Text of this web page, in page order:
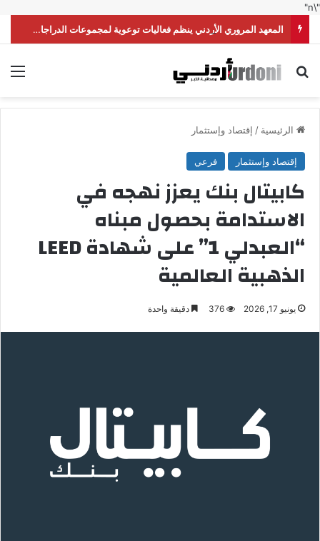
"\n"
المعهد المروري الأردني ينظم فعاليات توعوية لمجموعات الدراجات النارية
بحث عن
الرئيسية / إقتصاد وإستثمار
إقتصاد وإستثمار فرعي
كابيتال بنك يعزز نهجه في
الاستدامة بحصول مبناه
“العبدلي 1” على شهادة LEED
الذهبية العالمية
يونيو 17, 2026 376 دقيقة واحدة